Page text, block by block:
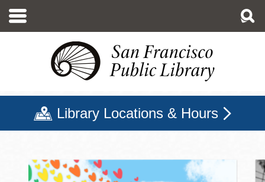
至
Library Locations & Hours
三藩市公立圖書館主頁